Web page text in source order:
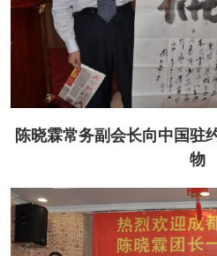
陈晓霖常务副会长向中国驻
物